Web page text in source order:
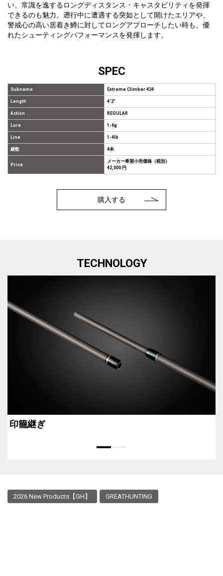
い、常識を逸するロングディスタンス・キャスタビリティを発揮
できるのも魅力。遡行中に遭遇する突如として開けたエリアや、
警戒心の高い居着き鱒に対してロングアプローチしたい時も、優
れたシューティングパフォーマンスを発揮します。
SPEC
Subname Extreme Climber 424
Length 4'2"
Action REGULAR
Lure 1-6g
Line 1-4lb
継数 4本
Price
メーカー希望小売価格（税別）
42,000 円
購入する
TECHNOLOGY
印籠継ぎ
2026 New Products【GH】 GREATHUNTING